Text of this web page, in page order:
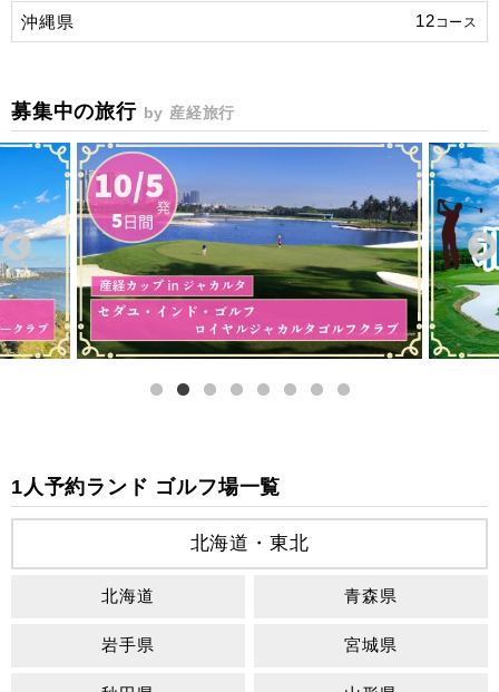
沖縄県 12コース
募集中の旅行 by 産経旅行
1人予約ランド ゴルフ場一覧
北海道・東北
北海道 青森県
岩手県 宮城県